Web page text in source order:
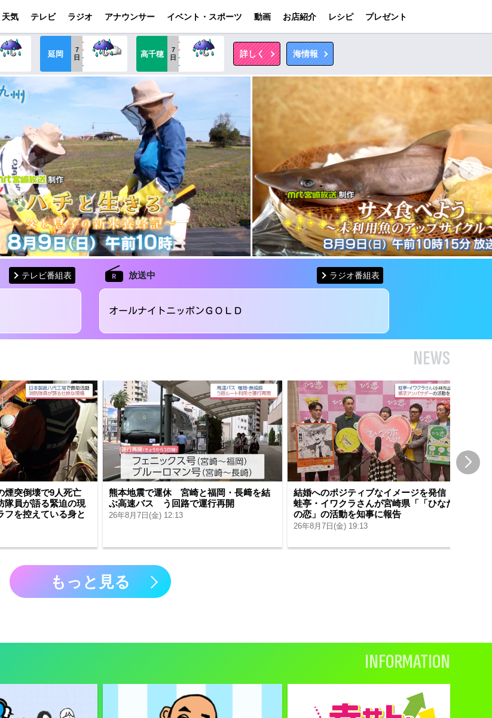
天気 テレビ ラジオ アナウンサー イベント・スポーツ 動画 お店紹介 レシピ プレゼント
延岡
7
日
-
-
-
-
高千穂
7
日
-
-
-
-
詳しく 海情報
テレビ番組表 放送中 ラジオ番組表
オールナイトニッポンＧＯＬＤ
NEWS
煙突倒壊で9人死亡
隊員が語る緊迫の現
フを控えている身と
熊本地震で運休 宮崎と福岡・長﨑を結
ぶ高速バス う回路で運行再開
26年8月7日(金) 12:13
結婚へのポジティブなイメージを発信
蛙亭・イワクラさんが宮崎県「「ひなた
の恋」の活動を知事に報告
26年8月7日(金) 19:13
もっと見る
INFORMATION